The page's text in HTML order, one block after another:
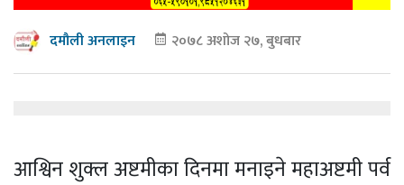
दमौली अनलाइन २०७८ अशोज २७, बुधबार
आश्विन शुक्ल अष्टमीका दिनमा मनाइने महाअष्टमी पर्व